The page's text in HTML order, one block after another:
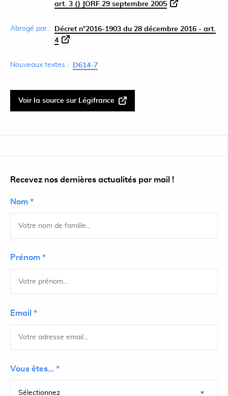
art. 3 () JORF 29 septembre 2005
Abrogé par :
Décret n°2016-1903 du 28 décembre 2016 - art.
4
Nouveaux textes : D614-7
Voir la source sur Légifrance
Recevez nos dernières actualités par mail !
Nom *
Prénom *
Email *
Vous êtes... *